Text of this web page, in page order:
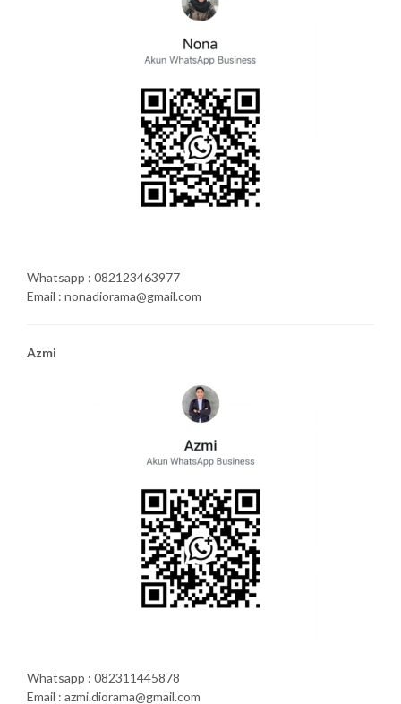
Whatsapp : 082123463977
Email : nonadiorama@gmail.com
Azmi
Whatsapp : 082311445878
Email : azmi.diorama@gmail.com